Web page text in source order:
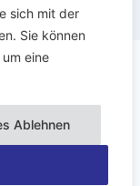
sich mit der
Sie können
eine
Ablehnen
Theme von